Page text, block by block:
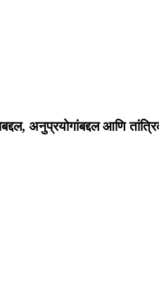
अनुप्रयोगांबद्दल आणि